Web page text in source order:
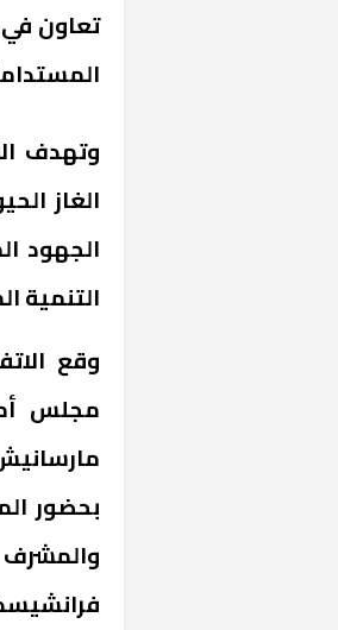
تعاون في
وتهدف
الغاز
الجهود
التنمية
وقع
مجلس
بحضور
والمشرف